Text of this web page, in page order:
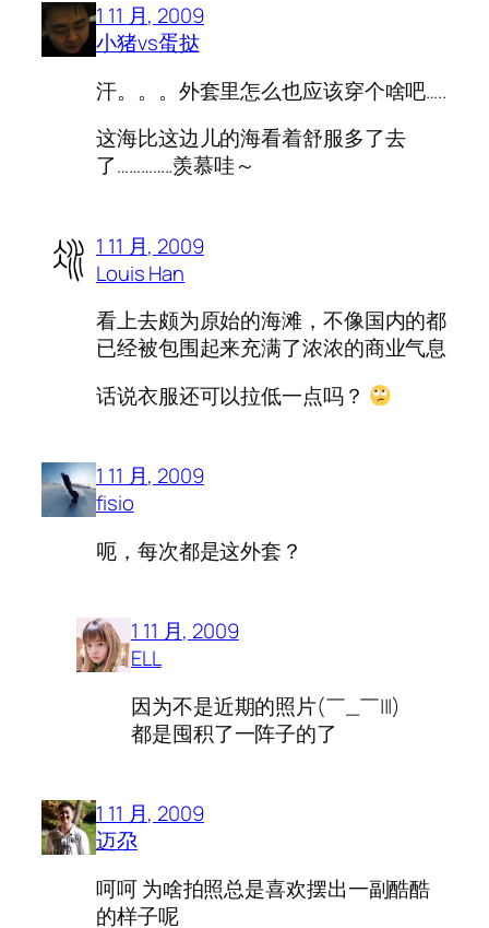
1 11 月, 2009
小猪vs蛋挞
汗。。。外套里怎么也应该穿个啥吧…..
这海比这边儿的海看着舒服多了去
了…………..羡慕哇～
1 11 月, 2009
Louis Han
看上去颇为原始的海滩，不像国内的都
已经被包围起来充满了浓浓的商业气息
话说衣服还可以拉低一点吗？
1 11 月, 2009
fisio
呃，每次都是这外套？
1 11 月, 2009
ELL
因为不是近期的照片(￣_￣|||)
都是囤积了一阵子的了
1 11 月, 2009
迈尕
呵呵 为啥拍照总是喜欢摆出一副酷酷
的样子呢